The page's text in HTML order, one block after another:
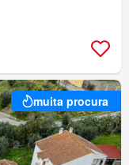
muita procura